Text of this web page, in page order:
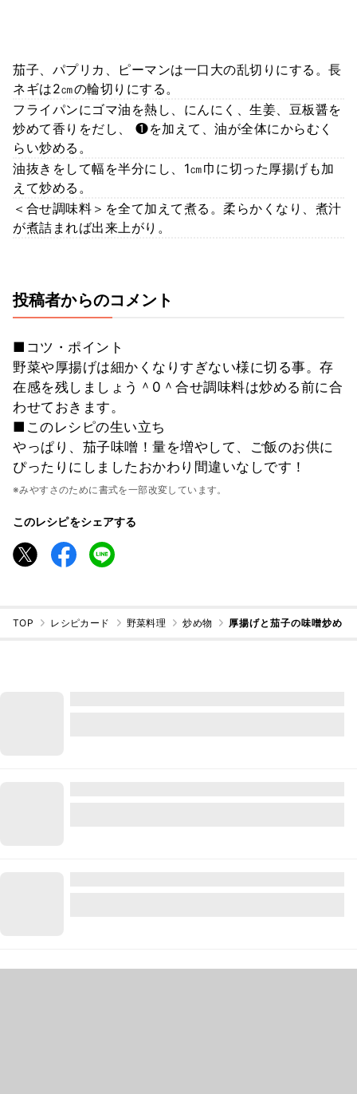
茄子、パプリカ、ピーマンは一口大の乱切りにする。長
ネギは2㎝の輪切りにする。
フライパンにゴマ油を熱し、にんにく、生姜、豆板醤を
炒めて香りをだし、 ❶を加えて、油が全体にからむく
らい炒める。
油抜きをして幅を半分にし、1㎝巾に切った厚揚げも加
えて炒める。
＜合せ調味料＞を全て加えて煮る。柔らかくなり、煮汁
が煮詰まれば出来上がり。
投稿者からのコメント
■コツ・ポイント
野菜や厚揚げは細かくなりすぎない様に切る事。存
在感を残しましょう＾0＾合せ調味料は炒める前に合
わせておきます。
■このレシピの生い立ち
やっぱり、茄子味噌！量を増やして、ご飯のお供に
ぴったりにしましたおかわり間違いなしです！
※みやすさのために書式を一部改変しています。
このレシピをシェアする
TOP レシピカード 野菜料理 炒め物 厚揚げと茄子の味噌炒め